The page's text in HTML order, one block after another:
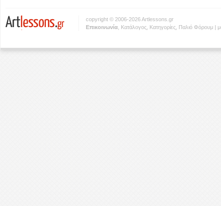
copyright © 2006-2026 Artlessons.gr
Eπικοινωνία Κατάλογος Κατηγορίες Παλιό Φόρουμ |